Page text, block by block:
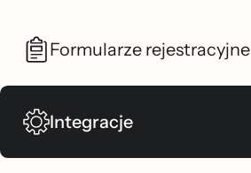
Formularze rejestracyjne
Integracje